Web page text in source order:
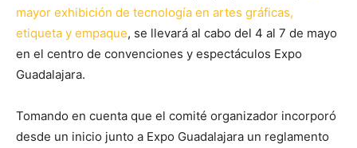
mayor exhibición de tecnología en artes gráficas,
etiqueta y empaque, se llevará al cabo del 4 al 7 de mayo
en el centro de convenciones y espectáculos Expo
Guadalajara.
Tomando en cuenta que el comité organizador incorporó
desde un inicio junto a Expo Guadalajara un reglamento